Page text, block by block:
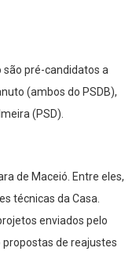
são pré-candidatos a
(ambos do PSDB),
(PSD).
de Maceió. Entre eles,
técnicas da Casa.
enviados pelo
propostas de reajustes